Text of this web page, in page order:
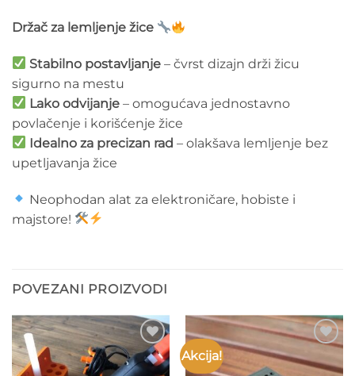
Držač za lemljenje žice
Stabilno postavljanje – čvrst dizajn drži žicu
sigurno na mestu
Lako odvijanje – omogućava jednostavno
povlačenje i korišćenje žice
Idealno za precizan rad – olakšava lemljenje bez
upetljavanja žice
Neophodan alat za elektroničare, hobiste i
majstore!
POVEZANI PROIZVODI
Add to
wishlist
Akcija!
wishlist